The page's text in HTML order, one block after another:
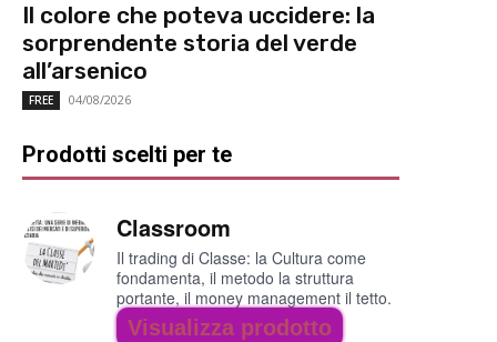
Il colore che poteva uccidere: la
sorprendente storia del verde
all’arsenico
FREE 04/08/2026
Prodotti scelti per te
Classroom
Il trading di Classe: la Cultura come
fondamenta, il metodo la struttura
portante, il money management il tetto.
Visualizza prodotto